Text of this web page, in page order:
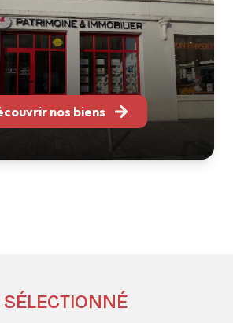
nos biens
transaction et
Grâce à leur expertise et à
des marchés locaux, nous
vous conseiller et de vous
étape de votre projet immobilier.
Nantes, Tours, Toulouse, Soustons
intervenons sur l'ensemble de l'Arc
réactive et à l'écoute.
SÉLECTIONNÉ